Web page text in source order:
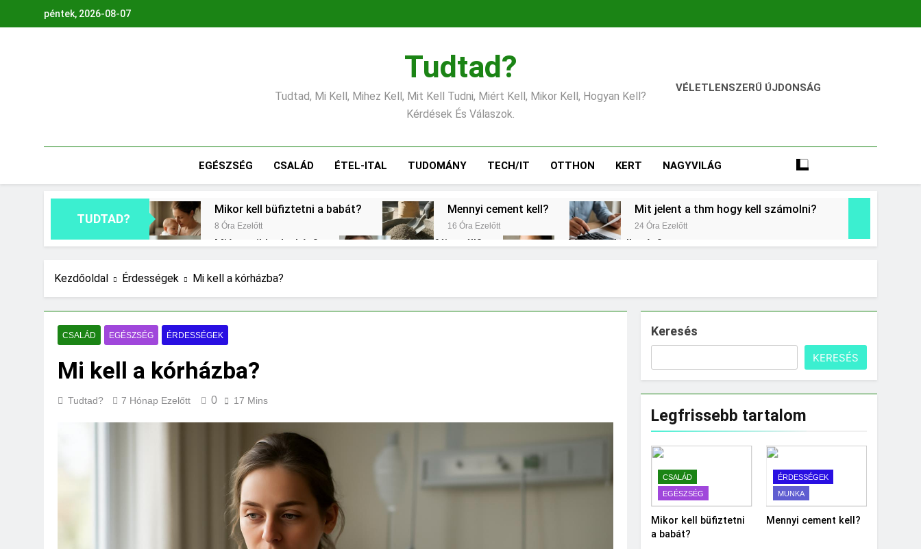
péntek, 2026-08-07
Tudtad?
Tudtad, Mi Kell, Mihez Kell, Mit Kell Tudni, Miért Kell, Mikor Kell, Hogyan Kell?
Kérdések És Válaszok.
VÉLETLENSZERŰ ÚJDONSÁG
EGÉSZSÉG CSALÁD ÉTEL-ITAL TUDOMÁNY TECH/IT OTTHON KERT NAGYVILÁG
TUDTAD?
Mikor kell büfiztetni a babát?
8 Óra Ezelőtt
Mennyi cement kell?
16 Óra Ezelőtt
Mit jelent a thm hogy kell számolni?
24 Óra Ezelőtt
Miért zsibbad a kéz? Miért fáj a váll? Mire jó a kollagén?
Mennyi a végkielégítés?
Mit jelent a magas vérnyomás?
3 Nap Ezelőtt
Kezdőoldal Érdességek Mi kell a kórházba?
CSALÁD EGÉSZSÉG ÉRDESSÉGEK
Mi kell a kórházba?
Tudtad? 7 Hónap Ezelőtt 0 17 Mins
Keresés
KERESÉS
Legfrissebb tartalom
CSALÁD
EGÉSZSÉG
Mikor kell büfiztetni
a babát?
ÉRDESSÉGEK
MUNKA
Mennyi cement kell?